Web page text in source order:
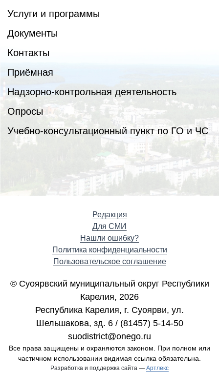
Услуги и программы
Документы
Контакты
Приёмная
Надзорно-контрольная деятельность
Опросы
Учебно-консультационный пункт по ГО и ЧС
Редакция
Для СМИ
Нашли ошибку?
Политика конфиденциальности
Пользовательское соглашение
© Суоярвский муниципальный округ Республики
Карелия, 2026
Республика Карелия, г. Cуоярви, ул.
Шельшакова, зд. 6 / (81457) 5-14-50
suodistrict@onego.ru
Все права защищены и охраняются законом. При полном или
частичном использовании видимая ссылка обязательна.
Разработка и поддержка сайта — Артлекс